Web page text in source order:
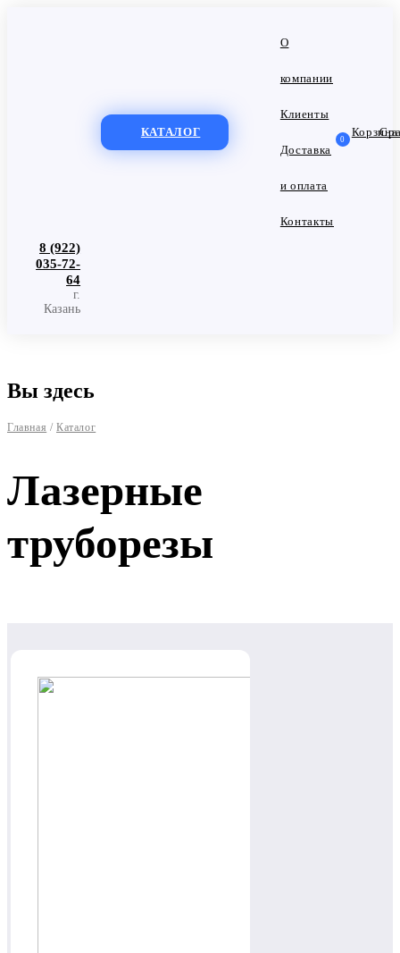
КАТАЛОГ
О
компании
Клиенты
Доставка
и оплата
Контакты
0
Корзина
8 (922)
035-72-
64
г.
Казань
Вы здесь
Главная / Каталог
Лазерные
труборезы